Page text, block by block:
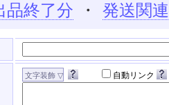
品終了分
・ 発送関
自動リンク